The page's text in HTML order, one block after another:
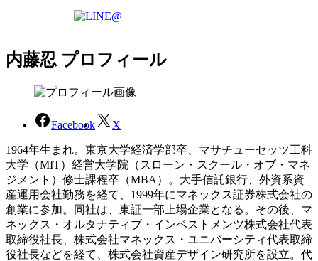
内藤忍 プロフィール
Facebook X
1964年生まれ。東京大学経済学部卒、マサチューセッツ工科
大学（MIT）経営大学院（スローン・スクール・オブ・マネ
ジメント）修士課程卒（MBA）。大手信託銀行、外資系資
産運用会社勤務を経て、1999年にマネックス証券株式会社の
創業に参加。同社は、東証一部上場企業となる。その後、マ
ネックス・オルタナティブ・インベストメンツ株式会社代表
取締役社長、株式会社マネックス・ユニバーシティ代表取締
役社長などを経て、株式会社資産デザイン研究所を設立。代